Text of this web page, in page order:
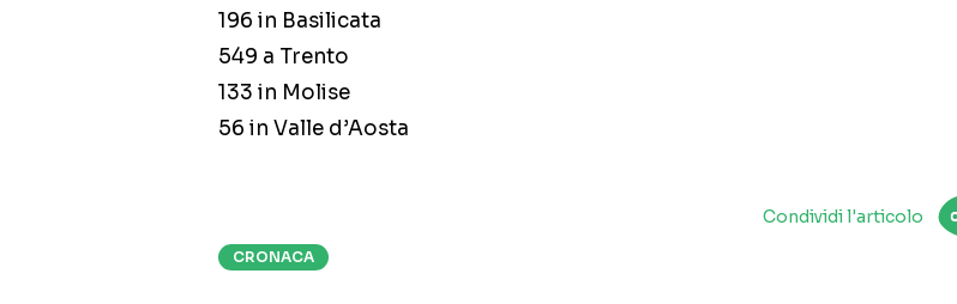
196 in Basilicata
549 a Trento
133 in Molise
56 in Valle d’Aosta
Condividi l'articolo
CRONACA